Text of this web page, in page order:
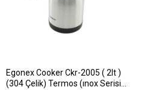
Egonex Cooker Ckr-2005 ( 2lt )
(304 Çelik) Termos (ınox Serisi)